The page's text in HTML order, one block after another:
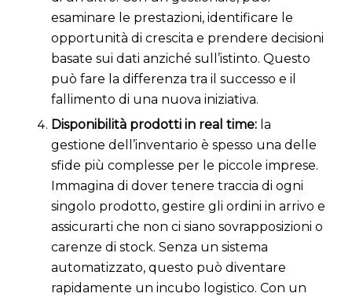
esaminare le prestazioni, identificare le
opportunità di crescita e prendere decisioni
basate sui dati anziché sull’istinto. Questo
può fare la differenza tra il successo e il
fallimento di una nuova iniziativa.
Disponibilità prodotti in real time: la
gestione dell’inventario è spesso una delle
sfide più complesse per le piccole imprese.
Immagina di dover tenere traccia di ogni
singolo prodotto, gestire gli ordini in arrivo e
assicurarti che non ci siano sovrapposizioni o
carenze di stock. Senza un sistema
automatizzato, questo può diventare
rapidamente un incubo logistico. Con un